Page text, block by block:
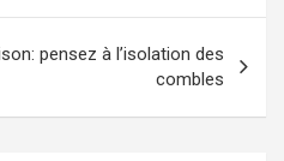
pensez à l’isolation des
combles